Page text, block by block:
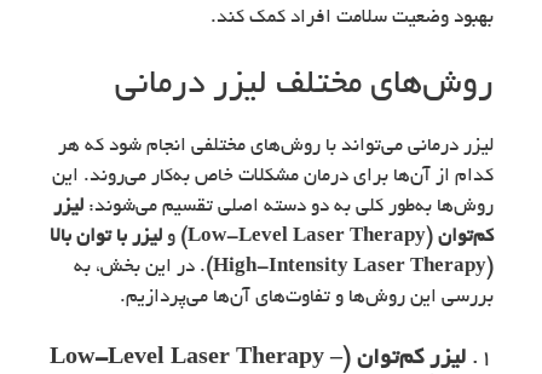
بهبود وضعیت سلامت افراد کمک کند.
روش‌های مختلف لیزر درمانی
لیزر درمانی می‌تواند با روش‌های مختلفی انجام شود که هر
کدام از آن‌ها برای درمان مشکلات خاص به‌کار می‌روند. این
روش‌ها به‌طور کلی به دو دسته اصلی تقسیم می‌شوند: لیزر
کم‌توان (Low-Level Laser Therapy)
و لیزر با توان بالا
(High-Intensity Laser Therapy)
. در این بخش، به
بررسی این روش‌ها و تفاوت‌های آن‌ها می‌پردازیم.
1.
لیزر کم‌توان (Low-Level Laser Therapy –